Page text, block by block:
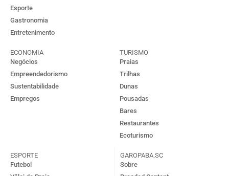
Esporte
Gastronomia
Entretenimento
ECONOMIA
Negócios
Empreendedorismo
Sustentabilidade
Empregos
TURISMO
Praias
Trilhas
Dunas
Pousadas
Bares
Restaurantes
Ecoturismo
ESPORTE
Futebol
GAROPABA.SC
Sobre